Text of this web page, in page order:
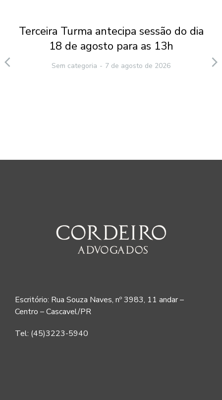
Terceira Turma antecipa sessão do dia
18 de agosto para as 13h
Sem categoria 7 de agosto de 2026
Escritório: Rua Souza Naves, nº 3983, 11 andar –
Centro – Cascavel/PR
Tel: (45)3223-5940